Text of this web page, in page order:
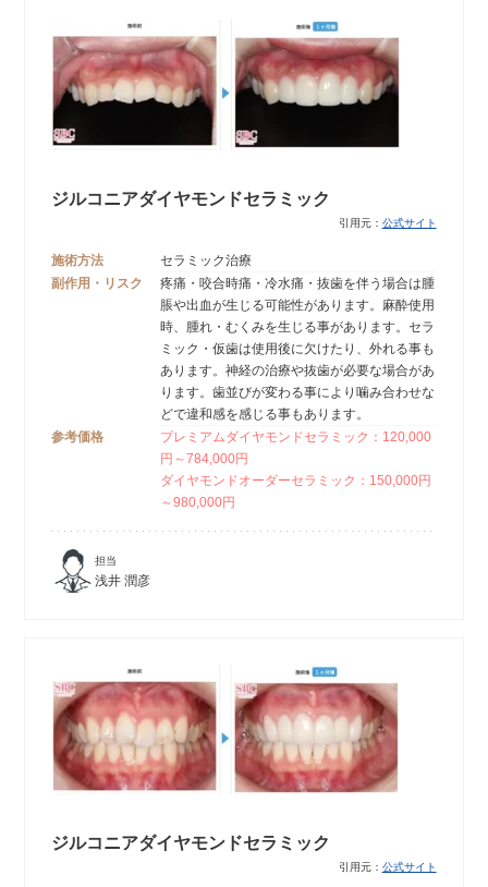
ジルコニアダイヤモンドセラミック
引用元： 公式サイト
施術方法
セラミック治療
副作用・リスク
疼痛・咬合時痛・冷水痛・抜歯を伴う場合は腫
脹や出血が生じる可能性があります。麻酔使用
時、腫れ・むくみを生じる事があります。セラ
ミック・仮歯は使用後に欠けたり、外れる事も
あります。神経の治療や抜歯が必要な場合があ
ります。歯並びが変わる事により噛み合わせな
どで違和感を感じる事もあります。
参考価格
プレミアムダイヤモンドセラミック：120,000
円～784,000円
ダイヤモンドオーダーセラミック：150,000円
～980,000円
担当
浅井 潤彦
ジルコニアダイヤモンドセラミック
引用元： 公式サイト